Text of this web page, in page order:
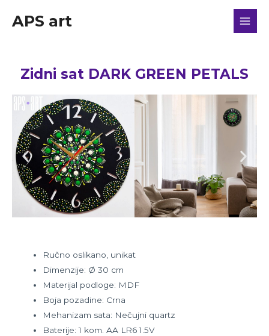
APS art
Zidni sat DARK GREEN PETALS
Ručno oslikano, unikat
Dimenzije: Ø 30 cm
Materijal podloge: MDF
Boja pozadine: Crna
Mehanizam sata: Nečujni quartz
Baterije: 1 kom. AA LR6 1.5V